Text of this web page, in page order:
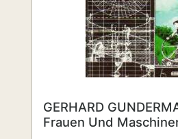
GERHARD
Frauen Und